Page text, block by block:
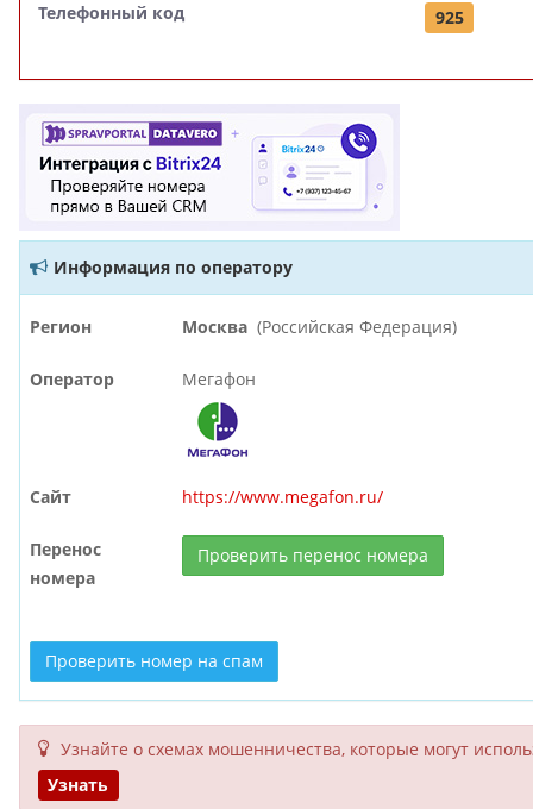
Телефонный код 925
Информация по оператору
Регион Москва (Российская Федерация)
Оператор Мегафон
Сайт https://www.megafon.ru/
Перенос
номера
Проверить перенос номера
Проверить номер на спам
Узнайте о схемах мошенни­чества, кото­рые могут
Узнать